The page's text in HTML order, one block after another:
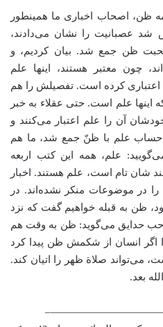
ظن، اصحاب اخباری ما همینطور
عصبانیت را نشان می‌دادند،
صحبت ظن جمع شد. بیان کردیم، و
چون معتبر هستند، اینها علم
اعتباری کرده است. تفصیلش را هم
علم است. حتی عقلاء به خبر
آن را علم اعتبار می‌کنند و
حساب علم با ظنّ جمع شد، ما هم
علم، همه این کتب اربعه
شان تام است، علم هستند. اخبار
در موضوعات منکر نشده‌اند. در
ظن به قبله خواهیم گفت که نزد
حدایق می‌گوید: ظن به وقت هم
انسان از شکمش ظن پیدا کرد
صلاة‌ ظهر را اتیان کند.
بعد.